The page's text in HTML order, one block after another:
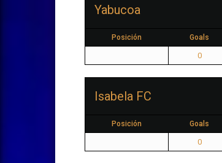
Yabucoa
Posición Goals
0
Isabela FC
Posición Goals
0